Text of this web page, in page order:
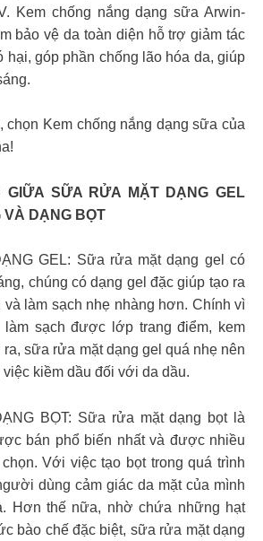
Kem chống nắng dạng sữa Arwin-
bảo vệ da toàn diện hỗ trợ giảm tác
hại, góp phần chống lão hóa da, giúp
chọn Kem chống nắng dạng sữa của
GIỮA SỮA RỬA MẶT DẠNG GEL
VÀ DẠNG BỌT
GEL: Sữa rửa mặt dạng gel có
chúng có dạng gel đặc giúp tạo ra
và làm sạch nhẹ nhàng hơn. Chính vì
làm sạch được lớp trang điểm, kem
sữa rửa mặt dạng gel quá nhẹ nên
việc kiềm dầu đối với da dầu.
BỌT: Sữa rửa mặt dạng bọt là
bán phổ biến nhất và được nhiều
Với việc tạo bọt trong quá trình
dùng cảm giác da mặt của mình
Hơn thế nữa, nhờ chứa những hạt
bào chế đặc biệt, sữa rửa mặt dạng